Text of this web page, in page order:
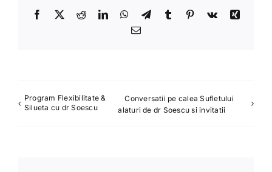
Facebook
X RedditLinkedInWhatsApp
TelegramTumblr Pinterest
Vk
Xing
Email
Program Flexibilitate &
Silueta cu dr Soescu
Conversatii pe calea Sufletului
alaturi de dr Soescu si invitatii